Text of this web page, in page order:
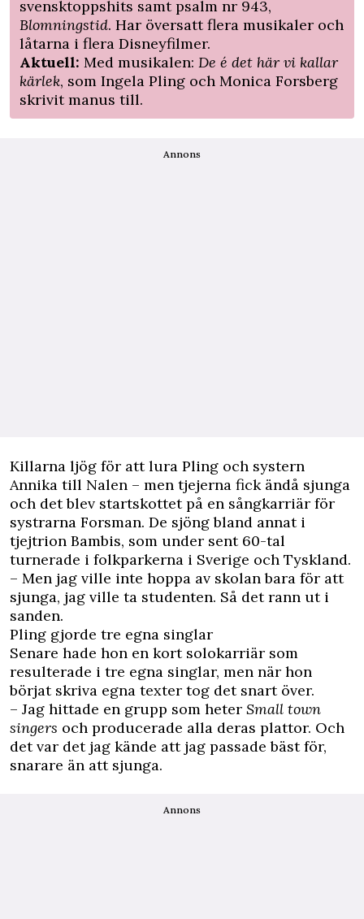
svensktoppshits samt psalm nr 943,
Blomningstid. Har översatt flera musikaler och
låtarna i flera Disneyfilmer.
Aktuell: Med musikalen: De é det här vi kallar
kärlek, som Ingela Pling och Monica Forsberg
skrivit manus till.
Annons
Killarna ljög för att lura Pling och systern
Annika till Nalen – men tjejerna fick ändå sjunga
och det blev startskottet på en sångkarriär för
systrarna Forsman. De sjöng bland annat i
tjejtrion Bambis, som under sent 60-tal
turnerade i folkparkerna i Sverige och Tyskland.
– Men jag ville inte hoppa av skolan bara för att
sjunga, jag ville ta studenten. Så det rann ut i
sanden.
Pling gjorde tre egna singlar
Senare hade hon en kort solokarriär som
resulterade i tre egna singlar, men när hon
börjat skriva egna texter tog det snart över.
– Jag hittade en grupp som heter Small town
singers och producerade alla deras plattor. Och
det var det jag kände att jag passade bäst för,
snarare än att sjunga.
Annons